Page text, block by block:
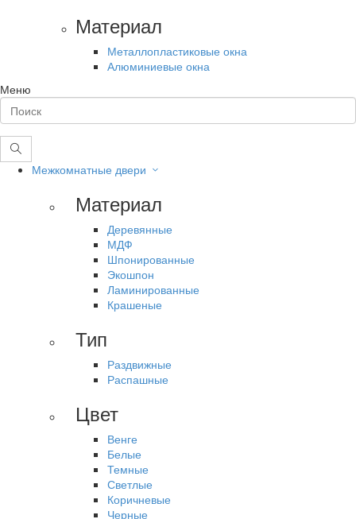
Материал
Металлопластиковые окна
Алюминиевые окна
Меню
Межкомнатные двери
Материал
Деревянные
МДФ
Шпонированные
Экошпон
Ламинированные
Крашеные
Тип
Раздвижные
Распашные
Цвет
Венге
Белые
Темные
Светлые
Коричневые
Черные